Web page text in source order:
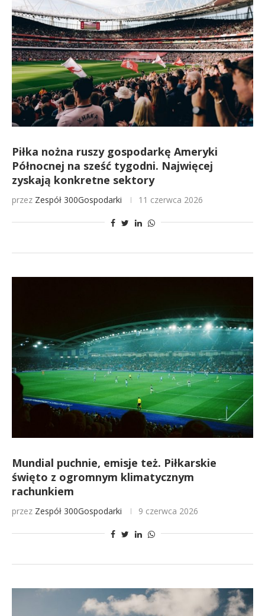
Piłka nożna ruszy gospodarkę Ameryki
Północnej na sześć tygodni. Najwięcej
zyskają konkretne sektory
przez Zespół 300Gospodarki 11 czerwca 2026
Mundial puchnie, emisje też. Piłkarskie
święto z ogromnym klimatycznym
rachunkiem
przez Zespół 300Gospodarki 9 czerwca 2026